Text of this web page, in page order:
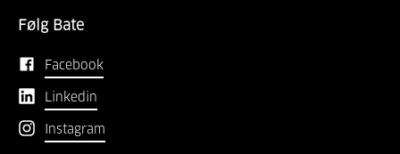
Følg Bate
Facebook
Linkedin
Instagram